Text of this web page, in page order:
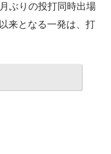
ぶりの投打同時出場
来となる一発は、打